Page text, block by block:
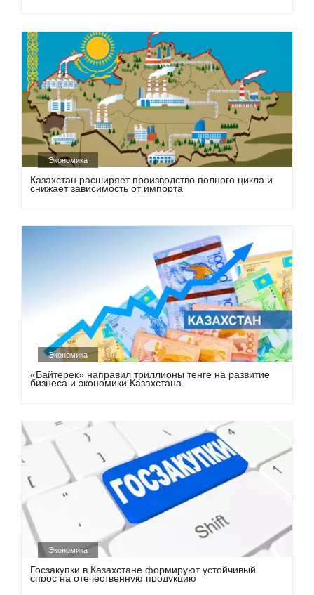
Экономика
Казахстан расширяет производство полного цикла и
снижает зависимость от импорта
Экономика
«Байтерек» направил триллионы тенге на развитие
бизнеса и экономики Казахстана
Экономика
Госзакупки в Казахстане формируют устойчивый
спрос на отечественную продукцию